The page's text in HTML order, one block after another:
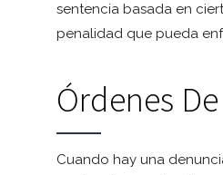
sentencia basada en
penalidad que pueda
Órdenes
Cuando hay una